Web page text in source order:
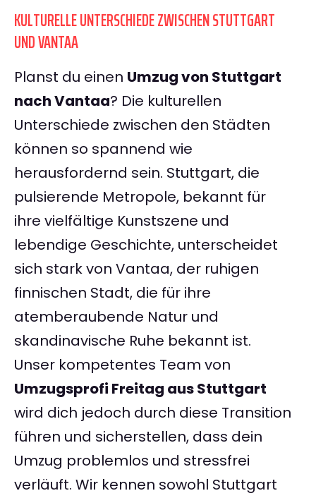
KULTURELLE UNTERSCHIEDE ZWISCHEN STUTTGART
UND VANTAA
Planst du einen Umzug von Stuttgart
nach Vantaa? Die kulturellen
Unterschiede zwischen den Städten
können so spannend wie
herausfordernd sein. Stuttgart, die
pulsierende Metropole, bekannt für
ihre vielfältige Kunstszene und
lebendige Geschichte, unterscheidet
sich stark von Vantaa, der ruhigen
finnischen Stadt, die für ihre
atemberaubende Natur und
skandinavische Ruhe bekannt ist.
Unser kompetentes Team von
Umzugsprofi Freitag aus Stuttgart
wird dich jedoch durch diese Transition
führen und sicherstellen, dass dein
Umzug problemlos und stressfrei
verläuft. Wir kennen sowohl Stuttgart